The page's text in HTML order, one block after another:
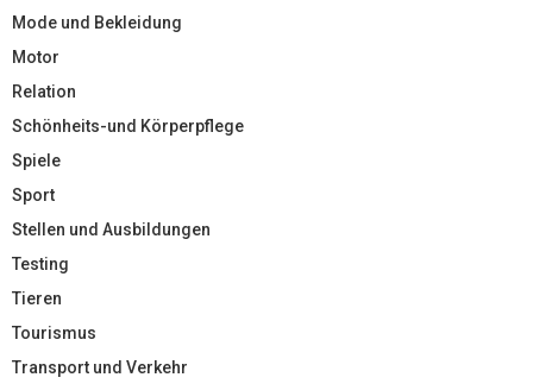
Mode und Bekleidung
Motor
Relation
Schönheits-und Körperpflege
Spiele
Sport
Stellen und Ausbildungen
Testing
Tieren
Tourismus
Transport und Verkehr